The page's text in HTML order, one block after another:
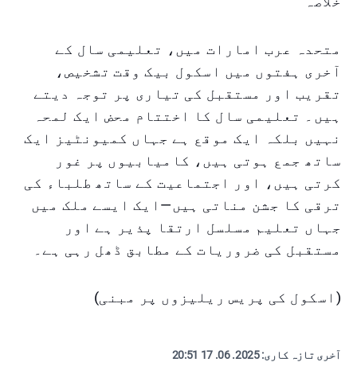
متحدہ عرب امارات میں، تعلیمی سال کے
آخری ہفتوں میں اسکول بیک وقت تشخیص،
تقریب اور مستقبل کی تیاری پر توجہ دیتے
ہیں۔ تعلیمی سال کا اختتام محض ایک لمحہ
نہیں بلکہ ایک موقع ہے جہاں کمیونٹیز ایک
ساتھ جمع ہوتی ہیں، کامیابیوں پر غور
کرتی ہیں، اور اجتماعیت کے ساتھ طلباء کی
ترقی کا جشن مناتی ہیں—ایک ایسے ملک میں
جہاں تعلیم مسلسل ارتقا پذیر ہے اور
مستقبل کی ضروریات کے مطابق ڈھل رہی ہے۔
(اسکول کی پریس ریلیزوں پر مبنی)
آخری تازہ کاری:2025. 06. 17 20:51